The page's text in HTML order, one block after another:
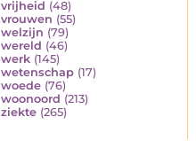
vrijheid (48)
vrouwen (55)
welzijn (79)
wereld (46)
werk (145)
wetenschap (17)
woede (76)
woonoord (213)
ziekte (265)